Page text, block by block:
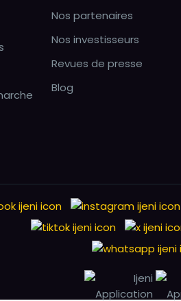
Nos partenaires
Nos investisseurs
Revues de presse
Blog